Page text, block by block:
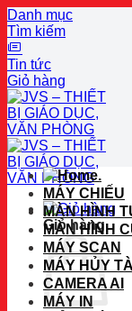
Danh mục
Tìm kiếm
Tin tức
Giỏ hàng
Bỏ
qua
nội
dung
Giỏ hàng
.
MÁY CHIẾU
MÀN HÌNH
MÀN HÌNH
MÁY SCAN
MÁY HỦY
CAMERA AI
MÁY IN